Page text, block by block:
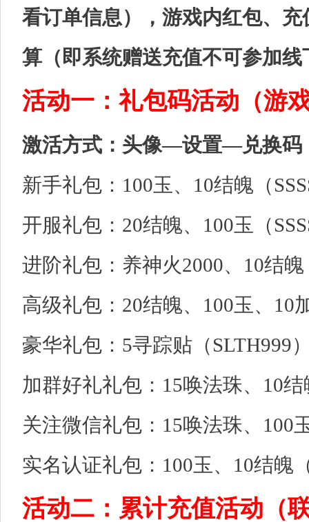
看订单信息），游戏内红包、
算（即系统赠送充值不可参加线
活动一：礼包码活动（游
激活方式：头像—设置—兑换码
新手礼包：100玉、10结魄（
开服礼包：20结魄、100玉（
进阶礼包：养神火2000、10结魄
高级礼包：20结魄、100玉、10
豪华礼包：5寻踪贴（SLTH999
加群好礼礼包：15唤法珠、10结
关注微信礼包：15唤法珠、100
实名认证礼包：100玉、10结魄
活动二：累计充值活动（